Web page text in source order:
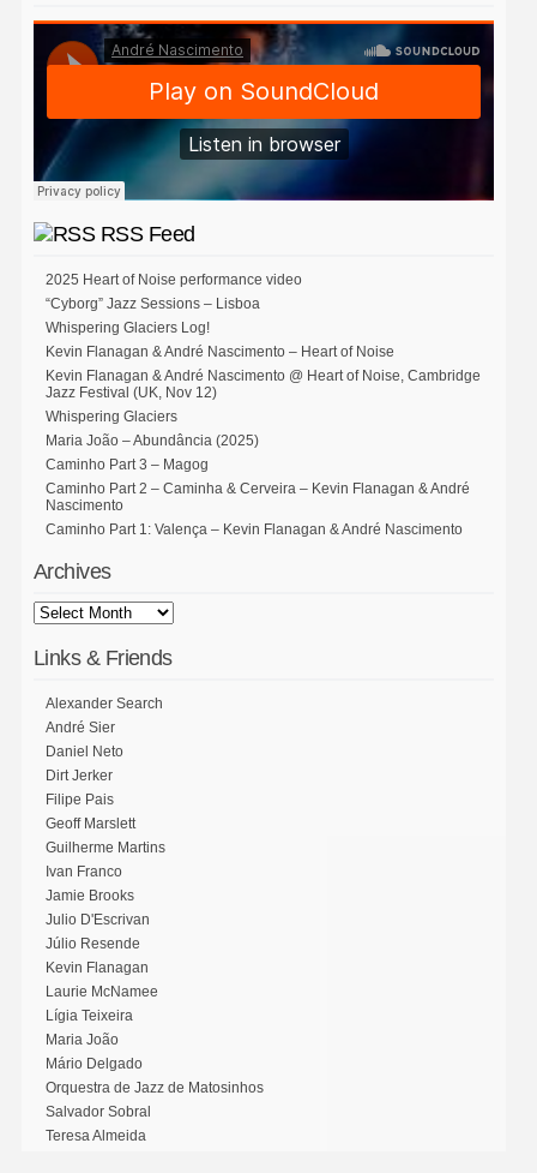
RSS Feed
2025 Heart of Noise performance video
“Cyborg” Jazz Sessions – Lisboa
Whispering Glaciers Log!
Kevin Flanagan & André Nascimento – Heart of Noise
Kevin Flanagan & André Nascimento @ Heart of Noise, Cambridge
Jazz Festival (UK, Nov 12)
Whispering Glaciers
Maria João – Abundância (2025)
Caminho Part 3 – Magog
Caminho Part 2 – Caminha & Cerveira – Kevin Flanagan & André
Nascimento
Caminho Part 1: Valença – Kevin Flanagan & André Nascimento
Archives
Links & Friends
Alexander Search
André Sier
Daniel Neto
Dirt Jerker
Filipe Pais
Geoff Marslett
Guilherme Martins
Ivan Franco
Jamie Brooks
Julio D'Escrivan
Júlio Resende
Kevin Flanagan
Laurie McNamee
Lígia Teixeira
Maria João
Mário Delgado
Orquestra de Jazz de Matosinhos
Salvador Sobral
Teresa Almeida